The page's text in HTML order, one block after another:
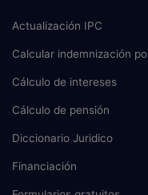
Actualización IPC
Calcular indemnización
Cálculo de intereses
Cálculo de pensión
Diccionario Juridico
Financiación